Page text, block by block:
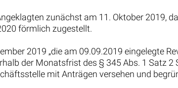
zunächst am 11. Oktober 2019,
förmlich zugestellt.
2019 „die am 09.09.2019 eingelegte
der Monatsfrist des § 345 Abs. 1 Satz 2
mit Anträgen versehen und